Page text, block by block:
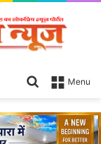
Menu
Search